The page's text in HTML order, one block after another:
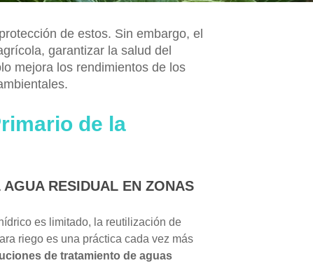
de estos. Sin embargo, el
garantizar la salud del
mejora los rendimientos de los
de la
RESIDUAL EN ZONAS
es limitado, la reutilización de
riego es una práctica cada vez más
de tratamiento de aguas